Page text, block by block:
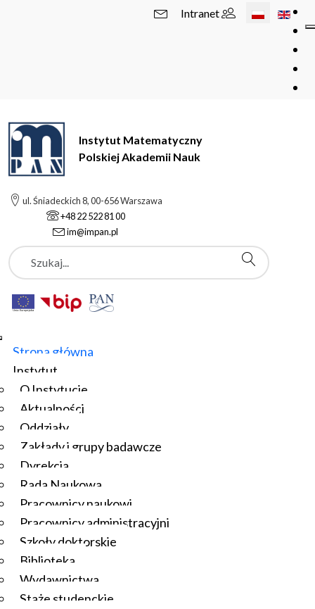
Wybierz swój
Intranet
Instytut Matematyczny
Polskiej Akademii Nauk
ul. Śniadeckich 8, 00-656 Warszawa
+48 22 522 81 00
im@impan.pl
Szukaj
Strona główna
Instytut
O Instytucie
Aktualności
Oddziały
Zakłady i grupy badawcze
Dyrekcja
Rada Naukowa
Pracownicy naukowi
Pracownicy administracyjni
Szkoły doktorskie
Biblioteka
Wydawnictwa
Staże studenckie